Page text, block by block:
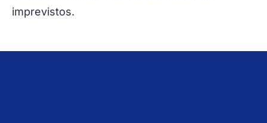
imprevistos.